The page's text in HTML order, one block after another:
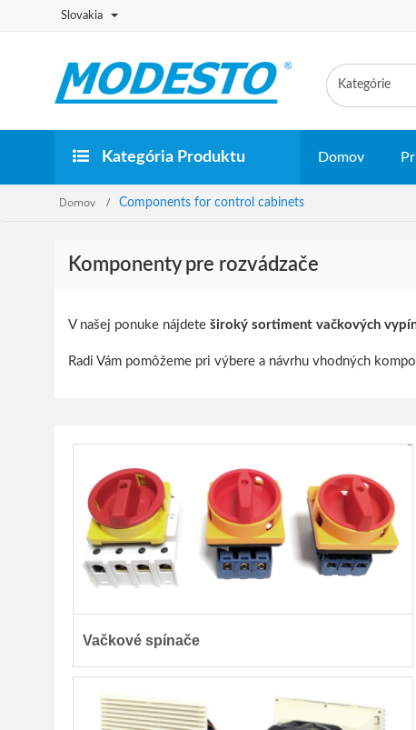
Slovakia
Kategória Produktu Domov
Domov Components for control cabinets
Komponenty pre rozvádzače
V našej ponuke nájdete široký sortiment vačkových
Radi Vám pomôžeme pri výbere a návrhu vhodných
Vačkové spínače